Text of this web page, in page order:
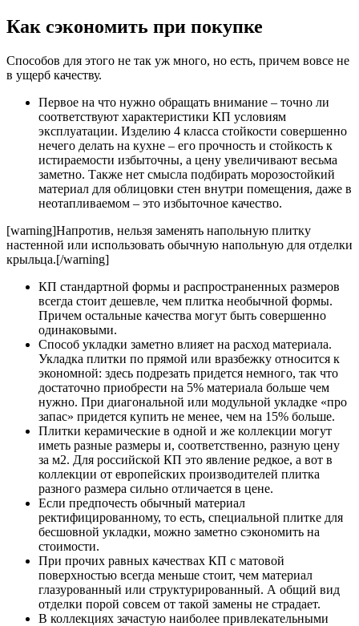
Как сэкономить при покупке
Способов для этого не так уж много, но есть, причем вовсе не
в ущерб качеству.
Первое на что нужно обращать внимание – точно ли
соответствуют характеристики КП условиям
эксплуатации. Изделию 4 класса стойкости совершенно
нечего делать на кухне – его прочность и стойкость к
истираемости избыточны, а цену увеличивают весьма
заметно. Также нет смысла подбирать морозостойкий
материал для облицовки стен внутри помещения, даже в
неотапливаемом – это избыточное качество.
[warning]Напротив, нельзя заменять напольную плитку
настенной или использовать обычную напольную для отделки
крыльца.[/warning]
КП стандартной формы и распространенных размеров
всегда стоит дешевле, чем плитка необычной формы.
Причем остальные качества могут быть совершенно
одинаковыми.
Способ укладки заметно влияет на расход материала.
Укладка плитки по прямой или вразбежку относится к
экономной: здесь подрезать придется немного, так что
достаточно приобрести на 5% материала больше чем
нужно. При диагональной или модульной укладке «про
запас» придется купить не менее, чем на 15% больше.
Плитки керамические в одной и же коллекции могут
иметь разные размеры и, соответственно, разную цену
за м2. Для российской КП это явление редкое, а вот в
коллекции от европейских производителей плитка
разного размера сильно отличается в цене.
Если предпочесть обычный материал
ректифицированному, то есть, специальной плитке для
бесшовной укладки, можно заметно сэкономить на
стоимости.
При прочих равных качествах КП с матовой
поверхностью всегда меньше стоит, чем материал
глазурованный или структурированный. А общий вид
отделки порой совсем от такой замены не страдает.
В коллекциях зачастую наиболее привлекательными